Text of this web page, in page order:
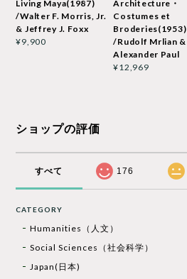
Living Maya(1987)
/Walter F. Morris, Jr.
& Jeffrey J. Foxx
¥9,900
Architecture・
Costumes et
Broderies(1953)
/Rudolf Mrlian &
Alexander Paul
¥12,969
ショップの評価
すべて 176
CATEGORY
Humanities（人文）
Social Sciences（社会科学）
Japan(日本)